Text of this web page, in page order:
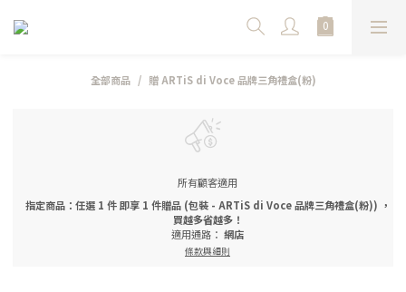
全部商品 贈 ARTiS di Voce 品牌三角禮盒(粉)
所有顧客適用
指定商品：任選 1 件 即享 1 件贈品 (包裝 - ARTiS di Voce 品牌三角禮盒(粉)) ，
買越多省越多！
適用通路： 網店
條款與細則